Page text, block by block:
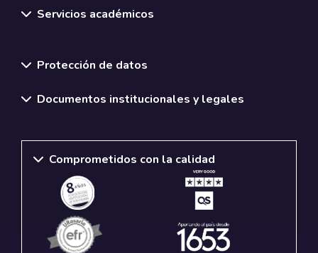
Servicios académicos
Protección de datos
Documentos institucionales y legales
Comprometidos con la calidad